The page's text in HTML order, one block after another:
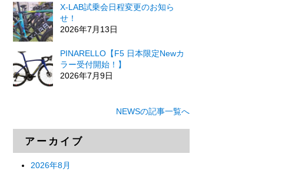
X-LAB試乗会日程変更のお知ら
せ！
2026年7月13日
PINARELLO【F5 日本限定Newカ
ラー受付開始！】
2026年7月9日
NEWSの記事一覧へ
アーカイブ
2026年8月